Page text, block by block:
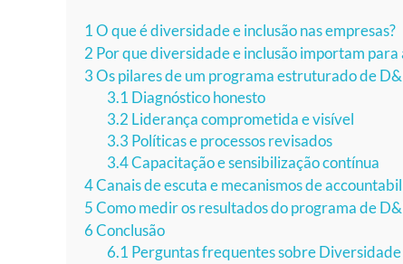
1O que é diversidade e inclusão nas empresas?
2 Por que diversidade e inclusão importam para
3Os pilares de um programa estruturado de
3.1 Diagnóstico honesto
3.2 Liderança comprometida e visível
3.3 Políticas e processos revisados
3.4Capacitação e sensibilização contínua
4Canais de escuta e mecanismos de
5Como medir os resultados do programa de
6Conclusão
6.1 Perguntas frequentes sobre Diversidade